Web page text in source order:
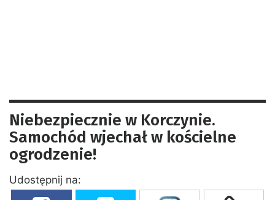
Niebezpiecznie w Korczynie.
Samochód wjechał w kościelne
ogrodzenie!
Udostępnij na: